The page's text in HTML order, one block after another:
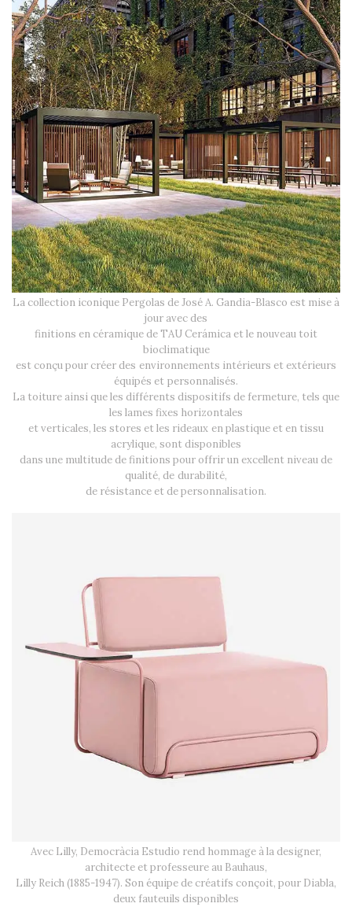
La collection iconique Pergolas de José A. Gandia-Blasco est mise à
jour avec des
finitions en céramique de TAU Cerámica et le nouveau toit
bioclimatique
est conçu pour créer des environnements intérieurs et extérieurs
équipés et personnalisés.
La toiture ainsi que les différents dispositifs de fermeture, tels que
les lames fixes horizontales
et verticales, les stores et les rideaux en plastique et en tissu
acrylique, sont disponibles
dans une multitude de finitions pour offrir un excellent niveau de
qualité, de durabilité,
de résistance et de personnalisation.
Avec Lilly, Democràcia Estudio rend hommage à la designer,
architecte et professeure au Bauhaus,
Lilly Reich (1885-1947). Son équipe de créatifs conçoit, pour Diabla,
deux fauteuils disponibles